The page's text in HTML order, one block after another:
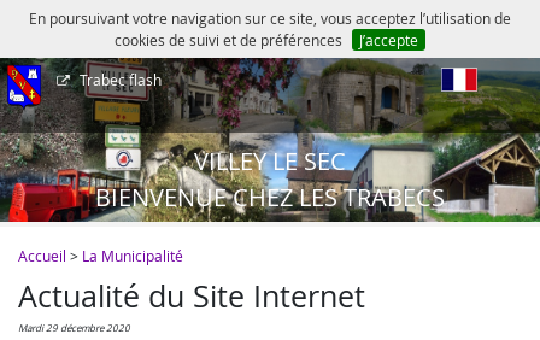
En poursuivant votre navigation sur ce site, vous acceptez l’utilisation de
cookies de suivi et de préférences
J’accepte
Trabec flash
VILLEY LE SEC
BIENVENUE CHEZ LES TRABECS
Accueil > La Municipalité
Actualité du Site Internet
mardi 29 décembre 2020